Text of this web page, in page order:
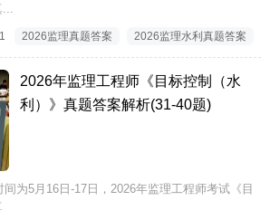
2026监理真题答案 2026监理水利真题答案
2026年监理工程师《目标控制（水
利）》真题答案解析(31-40题)
为5月16日-17日，2026年监理工程师考试《目
...